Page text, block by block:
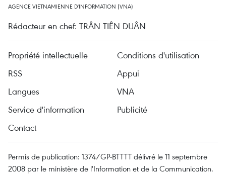
AGENCE VIETNAMIENNE D'INFORMATION (VNA)
Rédacteur en chef: TRÂN TIÊN DUÂN
Propriété intellectuelle
Conditions d'utilisation
RSS
Appui
Langues
VNA
Service d'information
Publicité
Contact
Permis de publication: 1374/GP-BTTTT délivré le 11 septembre
2008 par le ministère de l'Information et de la Communication.